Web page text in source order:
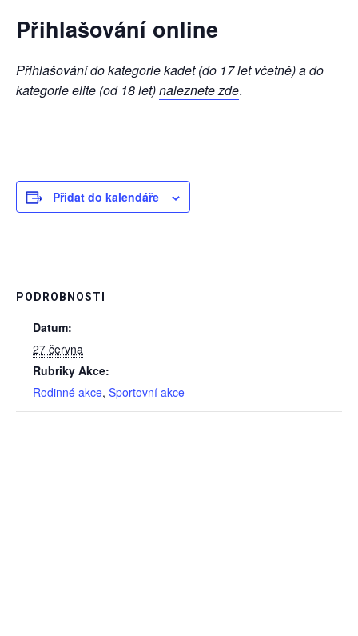
Přihlašování online
Přihlašování do kategorie kadet (do 17 let včetně) a do
kategorie elite (od 18 let)naleznete zde.
Přidat do kalendáře
PODROBNOSTI
Datum:
27 června
Rubriky Akce:
Rodinné akce, Sportovní akce